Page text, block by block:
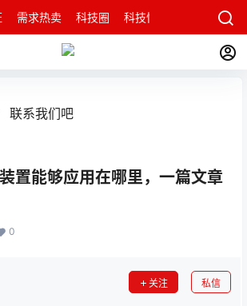
需求热卖 科技圈 科技快讯 智能科技问
联系我们吧
置能够应用在哪里，一篇文章
0
关注 私信